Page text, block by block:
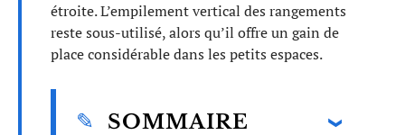
étroite. L’empilement vertical des rangements
reste sous-utilisé, alors qu’il offre un gain de
place considérable dans les petits espaces.
SOMMAIRE